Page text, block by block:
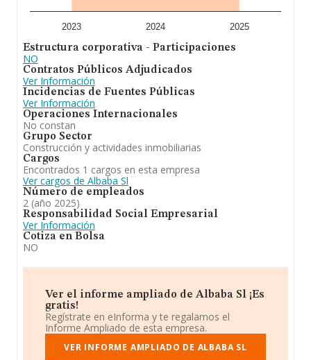
2023 2024 2025
Estructura corporativa - Participaciones
NO
Contratos Públicos Adjudicados
Ver Información
Incidencias de Fuentes Públicas
Ver Información
Operaciones Internacionales
No constan
Grupo Sector
Construcción y actividades inmobiliarias
Cargos
Encontrados 1 cargos en esta empresa
Ver cargos de Albaba Sl
Número de empleados
2 (año 2025)
Responsabilidad Social Empresarial
Ver Información
Cotiza en Bolsa
NO
Ver el informe ampliado de Albaba Sl ¡Es
gratis!
Regístrate en eInforma y te regalamos el
Informe Ampliado de esta empresa.
VER INFORME AMPLIADO DE ALBABA SL